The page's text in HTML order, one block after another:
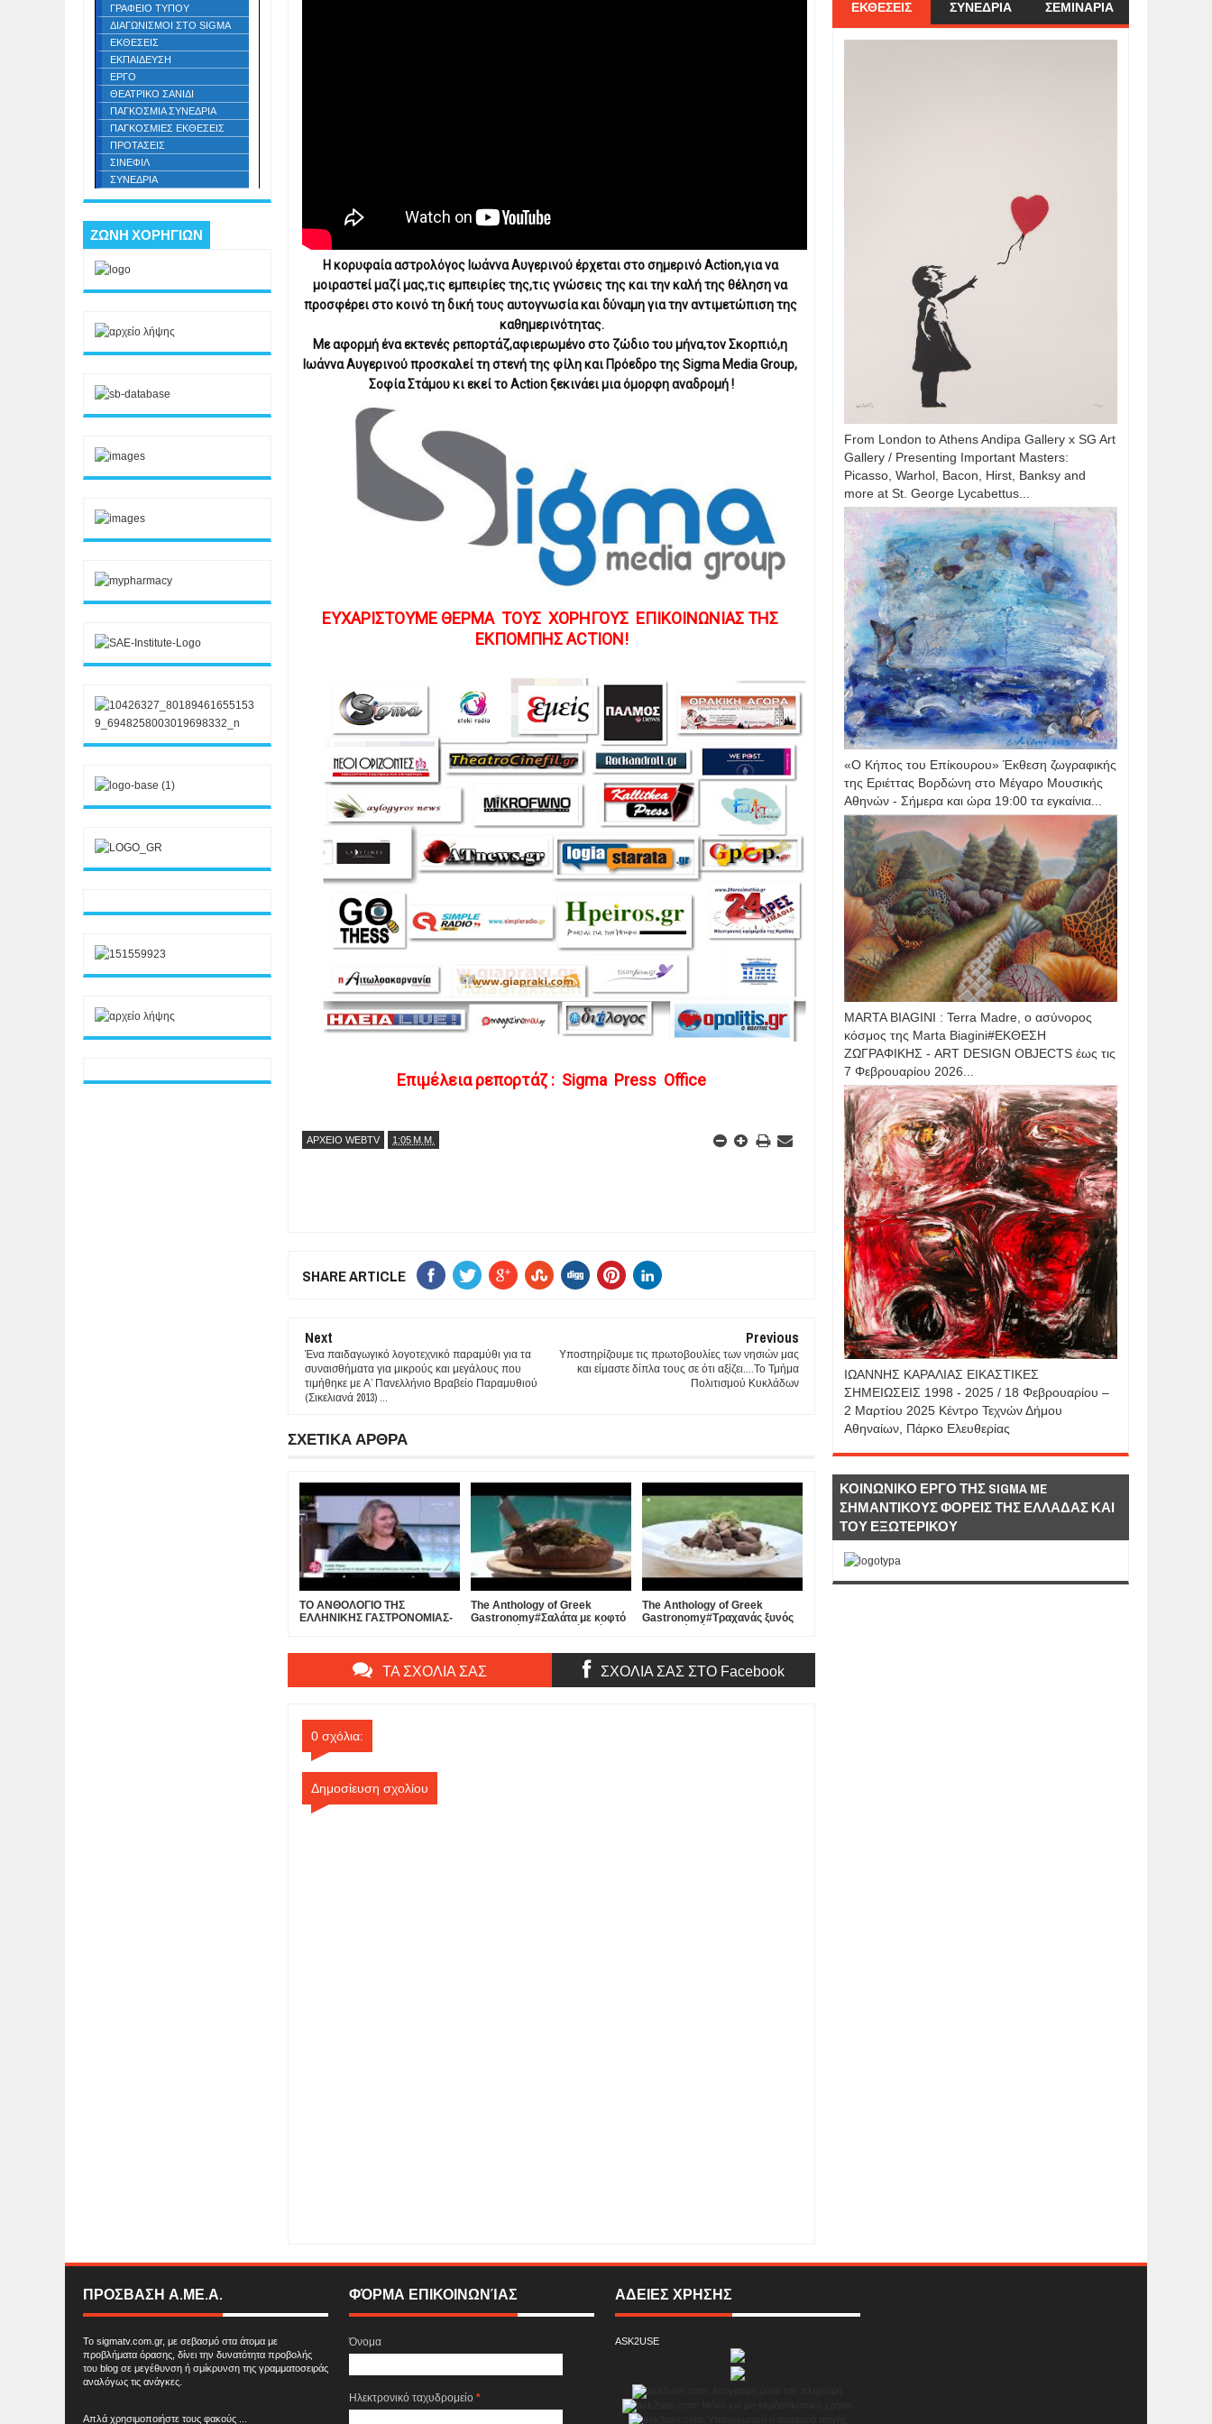
Η κορυφαία αστρολόγος Ιωάννα Αυγερινού έρχεται στο σημερινό Action,για να
μοιραστεί μαζί μας,τις εμπειρίες της,τις γνώσεις της και την καλή της θέληση να
προσφέρει στο κοινό τη δική τους αυτογνωσία και δύναμη για την αντιμετώπιση της
καθημερινότητας.
Με αφορμή ένα εκτενές ρεπορτάζ,αφιερωμένο στο ζώδιο του μήνα,τον Σκορπιό,η
Ιωάννα Αυγερινού προσκαλεί τη στενή της φίλη και Πρόεδρο της Sigma Media Group,
Σοφία Στάμου κι εκεί το Action ξεκινάει μια όμορφη αναδρομή !
ΕΥΧΑΡΙΣΤΟΥΜΕ ΘΕΡΜΑ  ΤΟΥΣ  ΧΟΡΗΓΟΥΣ  ΕΠΙΚΟΙΝΩΝΙΑΣ ΤΗΣ
ΕΚΠΟΜΠΗΣ ACTION!
Επιμέλεια ρεπορτάζ :  Sigma  Press  Office
ΑΡΧΕΙΟ WEBTV 1:05 Μ.Μ.
SHARE ARTICLE
Next
Ένα παιδαγωγικό λογοτεχνικό παραμύθι για τα
συναισθήματα για μικρούς και μεγάλους που
τιμήθηκε με Α’ Πανελλήνιο Βραβείο Παραμυθιού
(Σικελιανά 2013) ...
Previous
Υποστηρίζουμε τις πρωτοβουλίες των νησιών μας
και είμαστε δίπλα τους σε ότι αξίζει....Το Τμήμα
Πολιτισμού Κυκλάδων
ΣΧΕΤΙΚΑ ΑΡΘΡΑ
ΤΟ ΑΝΘΟΛΟΓΙΟ ΤΗΣ
ΕΛΛΗΝΙΚΗΣ ΓΑΣΤΡΟΝΟΜΙΑΣ-
ΥΠΕΡΟΧΑ ΜΑΓΕΙΡΕΜΑΤΑ !
The Anthology of Greek
Gastronomy#Σαλάτα με κοφτό
The Anthology of Greek
Gastronomy#Τραχανάς ξυνός
ΤΑ ΣΧΟΛΙΑ ΣΑΣ ΣΧΟΛΙΑ ΣΑΣ ΣΤΟ Facebook
0 σχόλια:
Δημοσίευση σχολίου
ΓΡΑΦΕΙΟ ΤΥΠΟΥ
ΔΙΑΓΩΝΙΣΜΟΙ ΣΤΟ SIGMA
ΕΚΘΕΣΕΙΣ
ΕΚΠΑΙΔΕΥΣΗ
ΕΡΓΟ
ΘΕΑΤΡΙΚΟ ΣΑΝΙΔΙ
ΠΑΓΚΟΣΜΙΑ ΣΥΝΕΔΡΙΑ
ΠΑΓΚΟΣΜΙΕΣ ΕΚΘΕΣΕΙΣ
ΠΡΟΤΑΣΕΙΣ
ΣΙΝΕΦΙΛ
ΣΥΝΕΔΡΙΑ
ΖΩΝΗ ΧΟΡΗΓΙΩΝ
ΕΚΘΕΣΕΙΣ ΣΥΝΕΔΡΙΑ ΣΕΜΙΝΑΡΙΑ
From London to Athens Andipa Gallery x SG Art
Gallery / Presenting Important Masters:
Picasso, Warhol, Bacon, Hirst, Banksy and
more at St. George Lycabettus...
«Ο Κήπος του Επίκουρου» Έκθεση ζωγραφικής
της Εριέττας Βορδώνη στο Μέγαρο Μουσικής
Αθηνών - Σήμερα και ώρα 19:00 τα εγκαίνια...
MARTA BIAGINI : Terra Madre, ο ασύνορος
κόσμος της Marta Biagini#ΕΚΘΕΣΗ
ΖΩΓΡΑΦΙΚΗΣ - ART DESIGN OBJECTS έως τις
7 Φεβρουαρίου 2026...
IΩΑΝΝΗΣ KAΡΑΛΙΑΣ ΕΙΚΑΣΤΙΚΕΣ
ΣΗΜΕΙΩΣΕΙΣ 1998 - 2025 / 18 Φεβρουαρίου –
2 Μαρτίου 2025 Κέντρο Τεχνών Δήμου
Αθηναίων, Πάρκο Ελευθερίας
ΚΟΙΝΩΝΙΚΟ ΕΡΓΟ ΤΗΣ SIGMA ME
ΣΗΜΑΝΤΙΚΟΥΣ ΦΟΡΕΙΣ ΤΗΣ ΕΛΛΑΔΑΣ ΚΑΙ
ΤΟΥ ΕΞΩΤΕΡΙΚΟΥ
ΠΡΟΣΒΑΣΗ Α.ΜΕ.Α.
Το sigmatv.com.gr, με σεβασμό στα άτομα με
προβλήματα όρασης, δίνει την δυνατότητα προβολής
του blog σε μεγέθυνση ή σμίκρυνση της γραμματοσειράς
αναλόγως τις ανάγκες.
Απλά χρησιμοποιήστε τους φακούς ...
ΦΌΡΜΑ ΕΠΙΚΟΙΝΩΝΊΑΣ
Όνομα
Ηλεκτρονικό ταχυδρομείο *
ΑΔΕΙΕΣ ΧΡΗΣΗΣ
ASK2USE